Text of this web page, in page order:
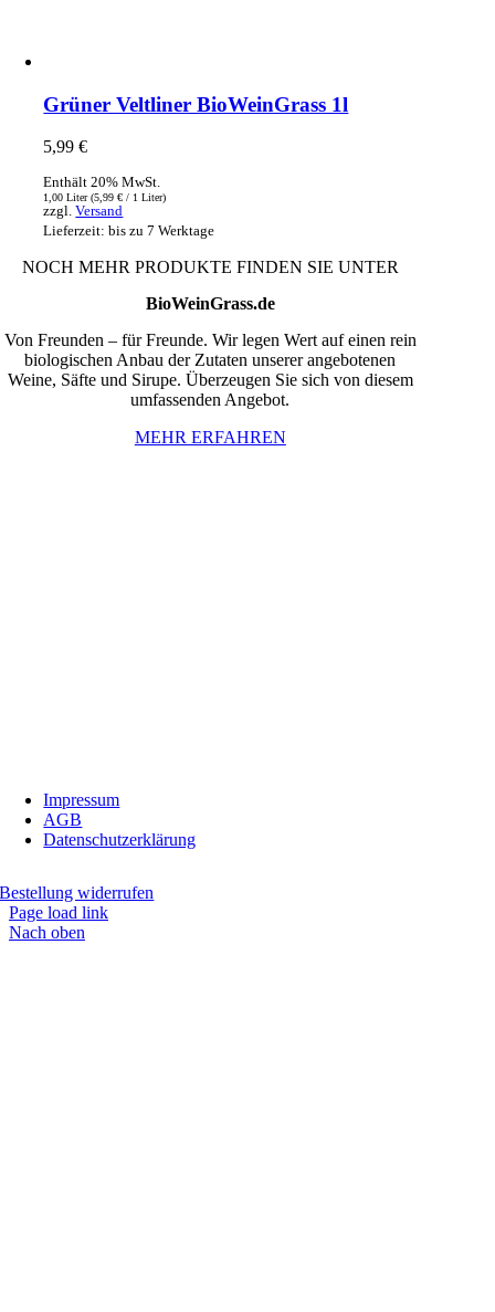
Grüner Veltliner BioWeinGrass 1l
5,99€
Enthält 20% MwSt.
1,00 Liter (5,99€ / 1 Liter)
zzgl.Versand
Lieferzeit: bis zu 7 Werktage
NOCH MEHR PRODUKTE FINDEN SIE UNTER
BioWeinGrass.de
Von Freunden – für Freunde. Wir legen Wert auf einen rein
biologischen Anbau der Zutaten unserer angebotenen
Weine, Säfte und Sirupe. Überzeugen Sie sich von diesem
umfassenden Angebot.
MEHR ERFAHREN
Impressum
AGB
Datenschutzerklärung
Bestellung widerrufen
Page load link
Nach oben